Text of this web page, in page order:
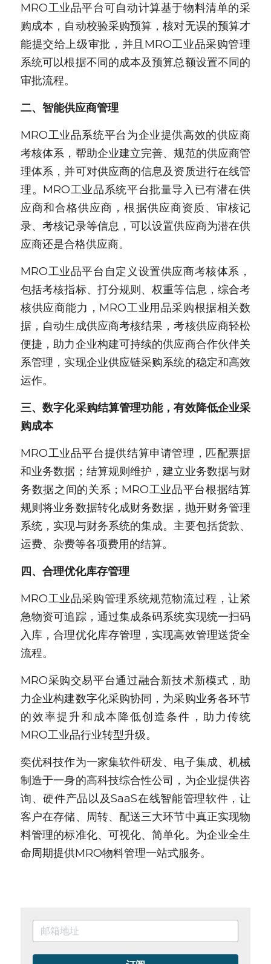
MRO工业品平台可自动计算基于物料清单的采
购成本，自动校验采购预算，核对无误的预算才
能提交给上级审批，并且MRO工业品采购管理
系统可以根据不同的成本及预算总额设置不同的
审批流程。
二、智能供应商管理
MRO工业品系统平台为企业提供高效的供应商
考核体系，帮助企业建立完善、规范的供应商管
理体系，并可对供应商的信息及资质进行在线管
理。MRO工业品系统平台批量导入已有潜在供
应商和合格供应商，根据供应商资质、审核记
录、考核记录等信息，可以设置供应商为潜在供
应商还是合格供应商。
MRO工业品平台自定义设置供应商考核体系，
包括考核指标、打分规则、权重等信息，综合考
核供应商能力，MRO工业用品采购根据相关数
据，自动生成供应商考核结果，考核供应商轻松
便捷，助力企业构建可持续的供应商合作伙伴关
系管理，实现企业供应链采购系统的稳定和高效
运作。
三、数字化采购结算管理功能，有效降低企业采
购成本
MRO工业品平台提供结算申请管理，匹配票据
和业务数据；结算规则维护，建立业务数据与财
务数据之间的关系；MRO工业品平台根据结算
规则将业务数据转化成财务数据，抛开财务管理
系统，实现与财务系统的集成。主要包括货款、
运费、杂费等各项费用的结算。
四、合理优化库存管理
MRO工业品采购管理系统规范物流过程，让紧
急物资可追踪，通过集成条码系统实现统一扫码
入库，合理优化库存管理，实现高效管理送货全
流程。
MRO采购交易平台通过融合新技术新模式，助
力企业构建数字化采购协同，为采购业务各环节
的效率提升和成本降低创造条件，助力传统
MRO工业品行业转型升级。
奕优科技作为一家集软件研发、电子集成、机械
制造于一身的高科技综合性公司，为企业提供咨
询、硬件产品以及SaaS在线智能管理软件，让
客户在存储、周转、配送三大环节中真正实现物
料管理的标准化、可视化、简单化。为企业全生
命周期提供MRO物料管理一站式服务。